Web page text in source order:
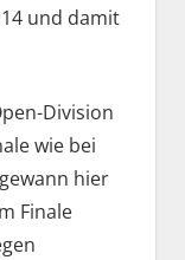
und damit
Division
wie bei
hier
Finale